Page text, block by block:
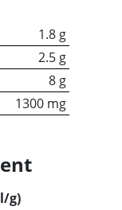
1.8 g
2.5 g
8 g
1300 mg
g)